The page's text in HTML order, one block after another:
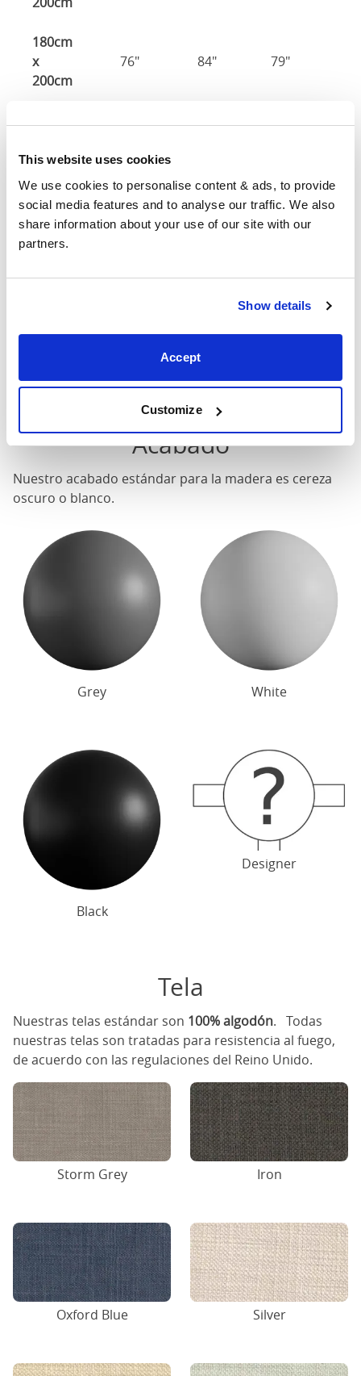
This website uses cookies
We use cookies to personalise content & ads, to provide
social media features and to analyse our traffic. We also
share information about your use of our site with our
partners.
Show details
Accept
Customize
180cm
x
200cm
76" 84" 79"
Tamaño del colchón: El tamaño del colchón requerido
Ancho: El ancho exterior de la cama
Largo: La longitud exterior de la cama La longitud
exterior de la cama
Altura de la cabeza: La altura máxima de la cabecera
del marco de la cama
la cama
Estas dimensiones son las dimensiones exteriores del
marco de la cama. Puede haber una variación de hasta
una pulgada en las dimensiones indicadas aquí.
Póngase en contacto para conocer las dimensiones
precisas de nuestras camas.
Acabado
Nuestro acabado estándar para la madera es cereza
oscuro o blanco.
Grey White
Black
Designer
Tela
Nuestras telas estándar son 100% algodón. Todas
nuestras telas son tratadas para resistencia al fuego,
de acuerdo con las regulaciones del Reino Unido.
Storm Grey Iron
Oxford Blue Silver